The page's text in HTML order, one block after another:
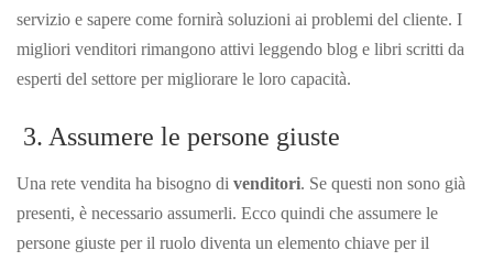
servizio e sapere come fornirà soluzioni ai problemi del cliente. I
migliori venditori rimangono attivi leggendo blog e libri scritti da
esperti del settore per migliorare le loro capacità.
3. Assumere le persone giuste
Una rete vendita ha bisogno di venditori. Se questi non sono già
presenti, è necessario assumerli. Ecco quindi che assumere le
persone giuste per il ruolo diventa un elemento chiave per il